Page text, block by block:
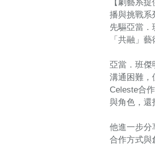
【劇藝系
播與挑戰系
先驅亞當．
「共融」
亞當．班傑
溝通困難，
Celeste合
與角色，還
他進一步分
合作方式與